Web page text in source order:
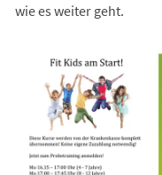
wie es weiter geht.